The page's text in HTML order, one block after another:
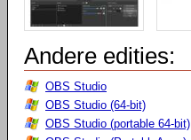
Andere edities:
OBS Studio
OBS Studio (64-bit)
OBS Studio (portable 64-bit)